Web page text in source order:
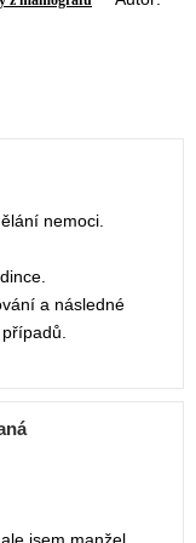
nemoci.
a následné